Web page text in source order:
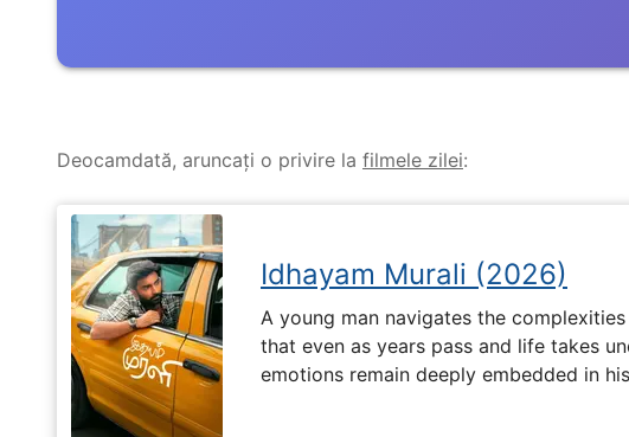
Deocamdată, aruncați o privire la filmele zilei:
Idhayam Murali (2026)
A young man navigates the
that even as years pass and life takes
emotions remain deeply embedded in